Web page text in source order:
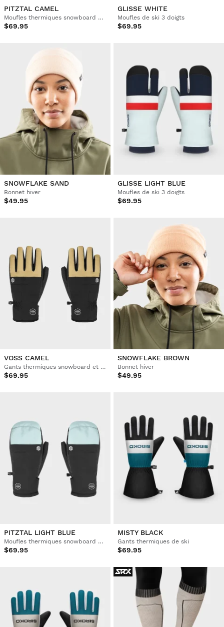
PITZTAL CAMEL
Moufles thermiques snowboard et ski
$69.95
GLISSE WHITE
Moufles de ski 3 doigts
$69.95
SNOWFLAKE SAND
Bonnet hiver
$49.95
GLISSE LIGHT BLUE
Moufles de ski 3 doigts
$69.95
VOSS CAMEL
Gants thermiques snowboard et ski
$69.95
SNOWFLAKE BROWN
Bonnet hiver
$49.95
PITZTAL LIGHT BLUE
Moufles thermiques snowboard et ski
$69.95
MISTY BLACK
Gants thermiques de ski
$69.95